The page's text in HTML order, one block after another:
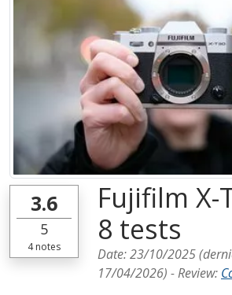
3.6
5
4notes
Fujifilm
8 tests
Date:23/10/2025
17/04/2026) -Review: